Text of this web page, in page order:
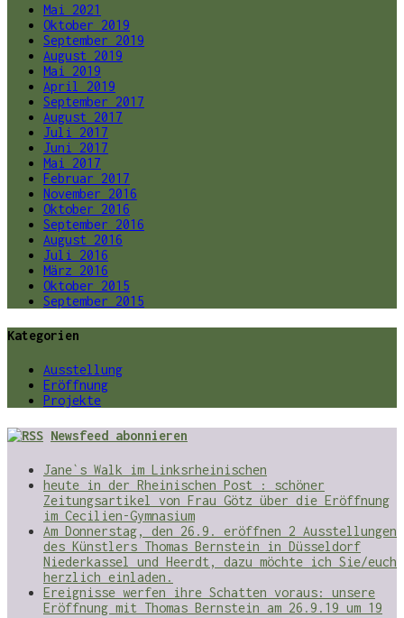
Mai 2021
Oktober 2019
September 2019
August 2019
Mai 2019
April 2019
September 2017
August 2017
Juli 2017
Juni 2017
Mai 2017
Februar 2017
November 2016
Oktober 2016
September 2016
August 2016
Juli 2016
März 2016
Oktober 2015
September 2015
Kategorien
Ausstellung
Eröffnung
Projekte
Newsfeed abonnieren
Jane`s Walk im Linksrheinischen
heute in der Rheinischen Post : schöner
Zeitungsartikel von Frau Götz über die Eröffnung
im Cecilien-Gymnasium
Am Donnerstag, den 26.9. eröffnen 2 Ausstellungen
des Künstlers Thomas Bernstein in Düsseldorf
Niederkassel und Heerdt, dazu möchte ich Sie/euch
herzlich einladen.
Ereignisse werfen ihre Schatten voraus: unsere
Eröffnung mit Thomas Bernstein am 26.9.19 um 19